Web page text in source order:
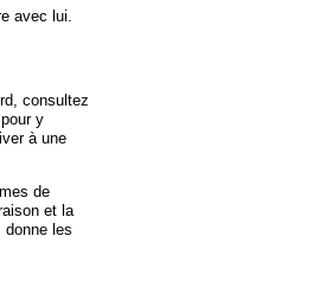
avec lui.
consultez
y
à une
de
et la
s’ouvrira dans une nouvelle fenêtre
les